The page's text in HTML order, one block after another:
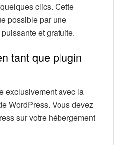
clics. Cette
possible par une
et gratuite.
tant que plugin
exclusivement avec la
WordPress. Vous devez
sur votre hébergement